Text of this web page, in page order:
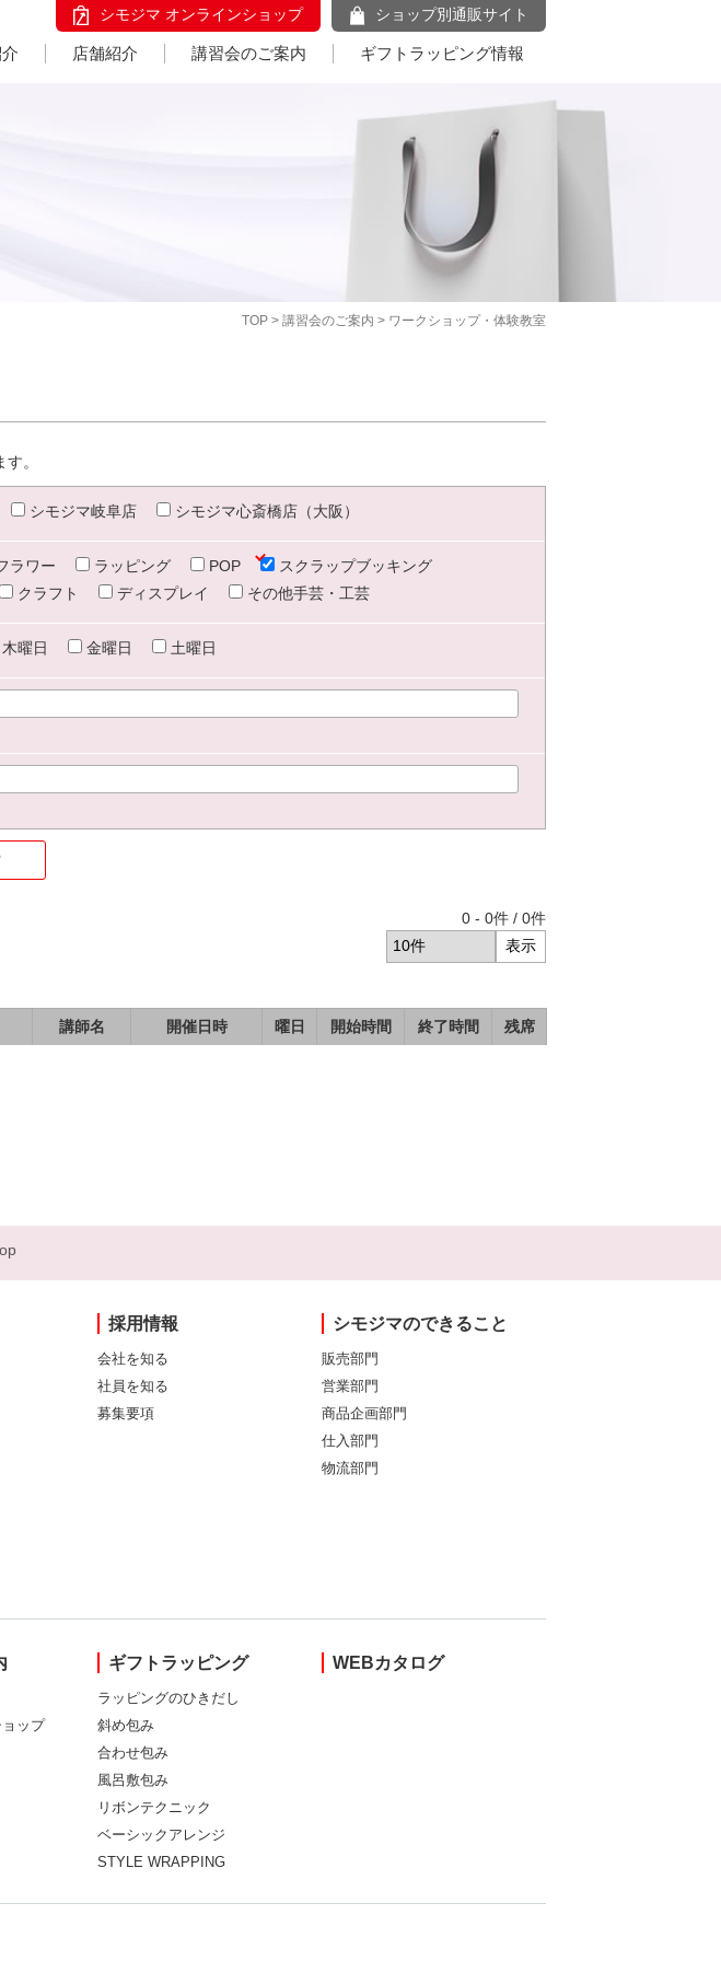
シモジマ オンラインショップ ショップ別通販サイト
店舗紹介 講習会のご案内 ギフトラッピング情報
TOP > 講習会のご案内 > ワークショップ・体験教室
。
シモジマ岐阜店 シモジマ心斎橋店（大阪）
ラワー ラッピング POP
スクラップブッキング
クラフト ディスプレイ その他手芸・工芸
木曜日 金曜日 土曜日
0 - 0件 / 0件
講師名 開催日時 曜日 開始時間 終了時間 残席
採用情報
会社を知る
社員を知る
募集要項
シモジマのできること
販売部門
営業部門
商品企画部門
仕入部門
物流部門
ップ
ギフトラッピング
ラッピングのひきだし
斜め包み
合わせ包み
風呂敷包み
リボンテクニック
ベーシックアレンジ
STYLE WRAPPING
WEBカタログ